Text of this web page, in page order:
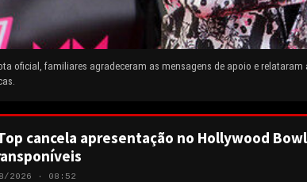
oficial, familiares agradeceram as mensagens de apoio e
cancela apresentação no Hollywood
2026 · 08:52